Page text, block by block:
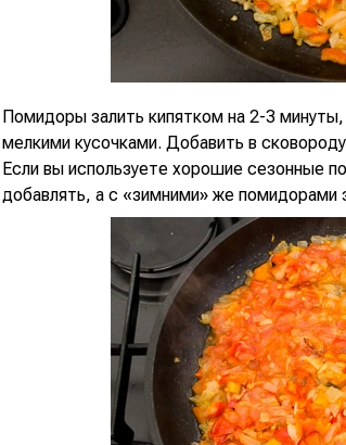
Помидоры залить кипятком на 2-3
мелкими кусочками. Добавить в
Если вы используете хорошие сезонные
добавлять, а с «зимними» же помидорами